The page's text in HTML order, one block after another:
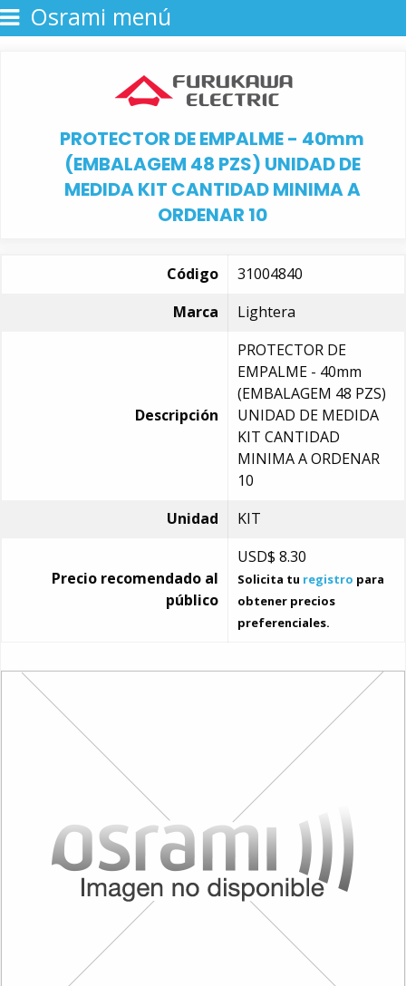
Osrami menú
PROTECTOR DE EMPALME - 40mm
(EMBALAGEM 48 PZS) UNIDAD DE
MEDIDA KIT CANTIDAD MINIMA A
ORDENAR 10
Código
31004840
Marca
Lightera
Descripción
PROTECTOR DE
EMPALME - 40mm
(EMBALAGEM 48 PZS)
UNIDAD DE MEDIDA
KIT CANTIDAD
MINIMA A ORDENAR
10
Unidad
KIT
Precio recomendado al
público
USD$ 8.30
Solicita tu registro para
obtener precios
preferenciales.